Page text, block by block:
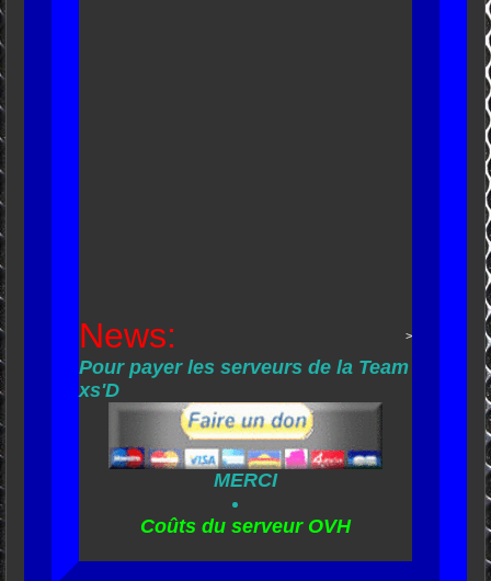
News: >
Pour payer les serveurs de la Team
xs'D
MERCI
Coûts du serveur OVH